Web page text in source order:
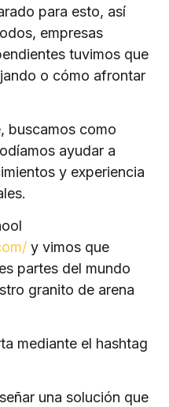
para esto, así
empresas
tuvimos que
o cómo afrontar
buscamos como
ayudar a
y experiencia
y vimos que
partes del mundo
granito de arena
mediante el hashtag
una solución que